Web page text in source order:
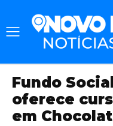
Fundo
oferece
em